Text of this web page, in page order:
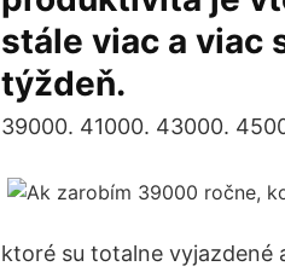
stále viac a viac
týždeň.
39000. 41000. 43000.
ktoré su totalne vyjazdené